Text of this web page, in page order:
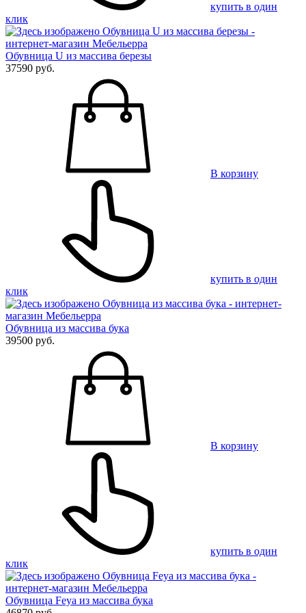
купить в один
клик
Обувница U из массива березы
37590 руб.
В корзину
купить в один
клик
Обувница из массива бука
39500 руб.
В корзину
купить в один
клик
Обувница Feya из массива бука